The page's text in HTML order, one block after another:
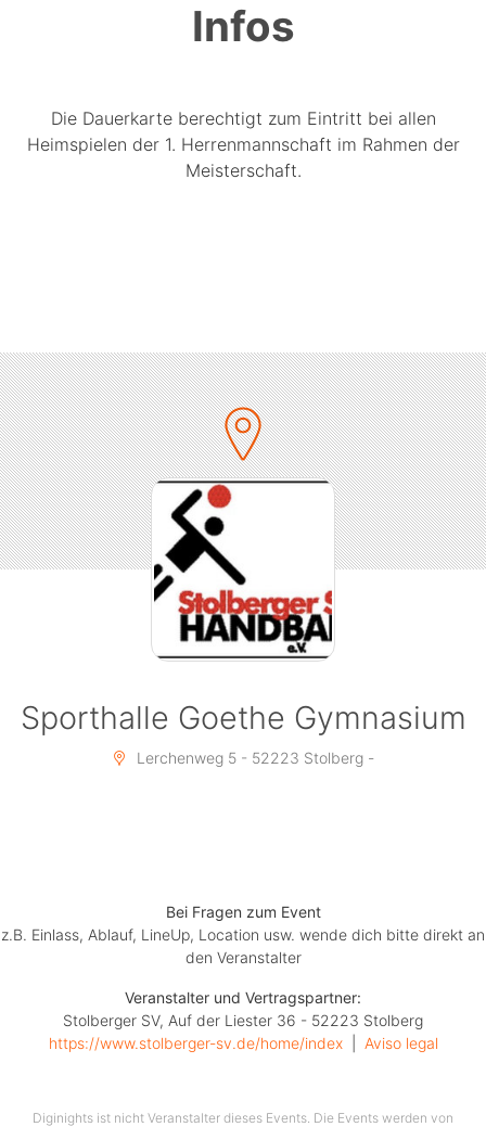
Infos
Die Dauerkarte berechtigt zum Eintritt bei allen
Heimspielen der 1. Herrenmannschaft im Rahmen der
Meisterschaft.
Sporthalle Goethe Gymnasium
Lerchenweg 5 - 52223 Stolberg -
Bei Fragen zum Event
z.B. Einlass, Ablauf, LineUp, Location usw. wende dich bitte direkt an
den Veranstalter
Veranstalter und Vertragspartner:
Stolberger SV, Auf der Liester 36 - 52223 Stolberg
https://www.stolberger-sv.de/home/index
  |
Aviso legal
Diginights ist nicht Veranstalter dieses Events. Die Events werden von